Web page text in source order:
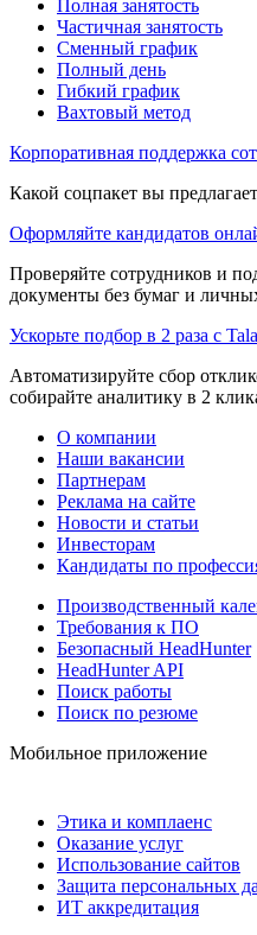
Полная занятость
Частичная занятость
Сменный график
Полный день
Гибкий график
Вахтовый метод
Корпоративная поддержка
Какой соцпакет вы
Оформляйте кандидатов
Проверяйте сотрудников и
документы без бумаг и
Ускорьте подбор в 2 раза с
Автоматизируйте сбор
собирайте аналитику в 2
О компании
Наши вакансии
Партнерам
Реклама на сайте
Новости и статьи
Инвесторам
Кандидаты по
Производственный
Требования к ПО
Безопасный HeadHunter
HeadHunter API
Поиск работы
Поиск по резюме
Мобильное приложение
Этика и комплаенс
Оказание услуг
Использование сайтов
Защита персональных
ИТ аккредитация